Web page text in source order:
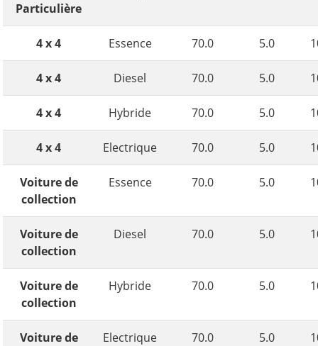
Particulière
4 x 4 Essence 70.0 5.0
4 x 4 Diesel 70.0 5.0
4 x 4 Hybride 70.0 5.0
4 x 4 Electrique 70.0 5.0
Voiture de
collection
Essence 70.0 5.0
Voiture de
collection
Diesel 70.0 5.0
Voiture de
collection
Hybride 70.0 5.0
Voiture de
Electrique 70.0 5.0